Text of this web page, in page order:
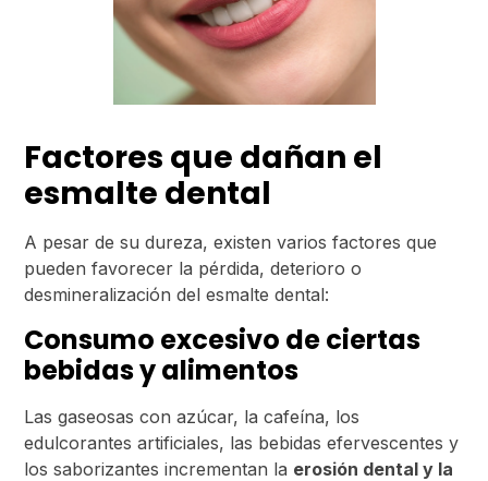
Factores que dañan el
esmalte dental
A pesar de su dureza, existen varios factores que
pueden favorecer la pérdida, deterioro o
desmineralización del esmalte dental:
Consumo excesivo de ciertas
bebidas y alimentos
Las gaseosas con azúcar, la cafeína, los
edulcorantes artificiales, las bebidas efervescentes y
los saborizantes incrementan la erosión dental y la